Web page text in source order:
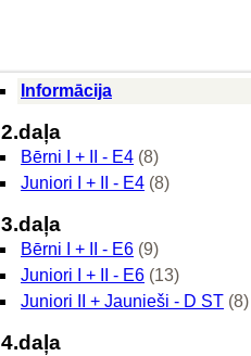
Informācija
2.daļa
Bērni I + II - E4 (8)
Juniori I + II - E4 (8)
3.daļa
Bērni I + II - E6 (9)
Juniori I + II - E6 (13)
Juniori II + Jaunieši - D ST (8)
4.daļa